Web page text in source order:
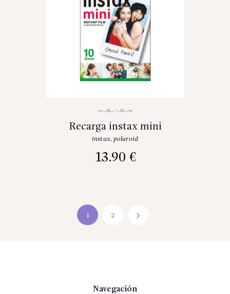
Recarga instax mini
instax, polaroid
13.90 €
1 2
Navegación